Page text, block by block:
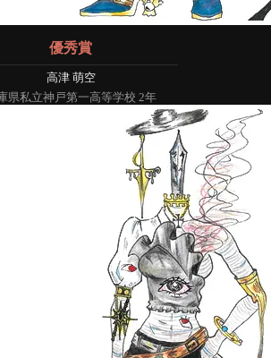
優秀賞
高津 萌空
県私立神戸第一高等学校 2年